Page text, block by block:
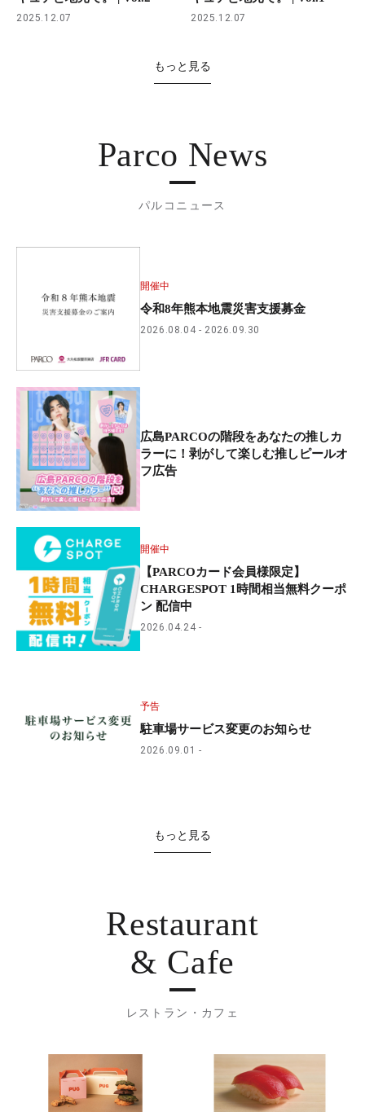
2025.12.07 2025.12.07
もっと見る
Parco News
パルコニュース
開催中
令和8年熊本地震災害支援募金
2026.08.04 2026.09.30
広島PARCOの階段をあなたの推しカ
ラーに！剥がして楽しむ推しピールオ
フ広告
開催中
【PARCOカード会員様限定】
CHARGESPOT 1時間相当無料クーポ
ン 配信中
2026.04.24
予告
駐車場サービス変更のお知らせ
2026.09.01
もっと見る
Restaurant
& Cafe
レストラン・カフェ